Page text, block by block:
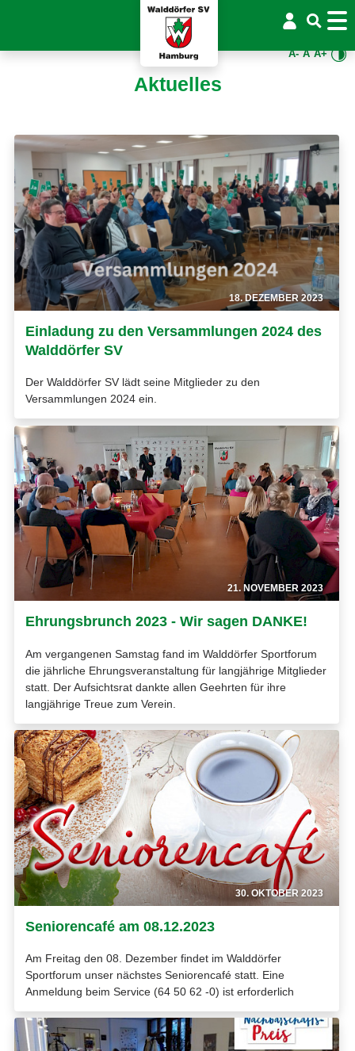
A- A A+
Aktuelles
18. DEZEMBER 2023
Einladung zu den Versammlungen 2024 des
Walddörfer SV
Der Walddörfer SV lädt seine Mitglieder zu den
Versammlungen 2024 ein.
21. NOVEMBER 2023
Ehrungsbrunch 2023 - Wir sagen DANKE!
Am vergangenen Samstag fand im Walddörfer Sportforum
die jährliche Ehrungsveranstaltung für langjährige Mitglieder
statt. Der Aufsichtsrat dankte allen Geehrten für ihre
langjährige Treue zum Verein.
30. OKTOBER 2023
Seniorencafé am 08.12.2023
Am Freitag den 08. Dezember findet im Walddörfer
Sportforum unser nächstes Seniorencafé statt. Eine
Anmeldung beim Service (64 50 62 -0) ist erforderlich